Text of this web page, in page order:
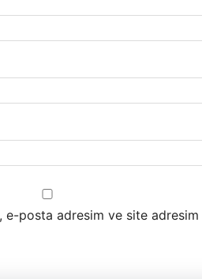
e-posta adresim ve site